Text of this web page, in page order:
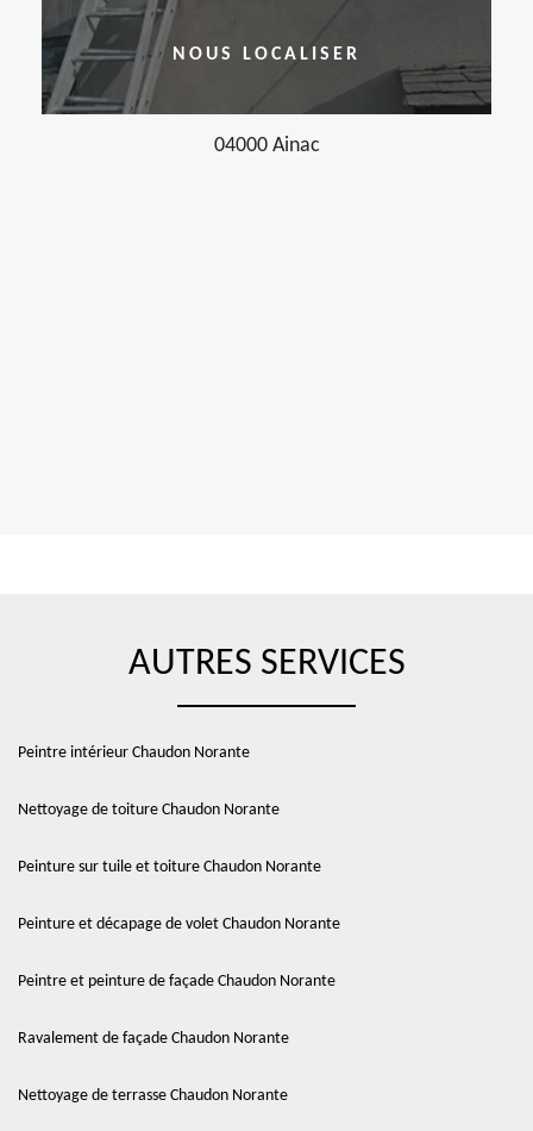
NOUS LOCALISER
04000 Ainac
AUTRES SERVICES
Peintre intérieur Chaudon Norante
Nettoyage de toiture Chaudon Norante
Peinture sur tuile et toiture Chaudon Norante
Peinture et décapage de volet Chaudon Norante
Peintre et peinture de façade Chaudon Norante
Ravalement de façade Chaudon Norante
Nettoyage de terrasse Chaudon Norante